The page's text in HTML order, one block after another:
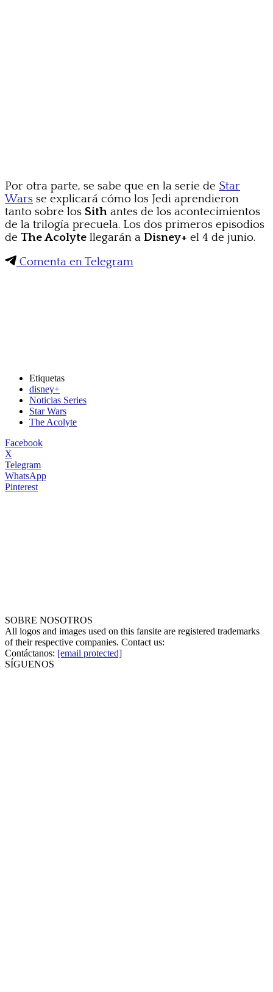
Por otra parte, se sabe que en la serie de Star
Wars se explicará cómo los Jedi aprendieron
tanto sobre los Sith antes de los acontecimientos
de la trilogía precuela. Los dos primeros episodios
de The Acolyte llegarán a Disney+ el 4 de junio.
Comenta en Telegram
Etiquetas
disney+
Noticias Series
Star Wars
The Acolyte
Facebook
X
Telegram
WhatsApp
Pinterest
SOBRE NOSOTROS
All logos and images used on this fansite are registered trademarks
of their respective companies. Contact us:
Contáctanos: [email protected]
SÍGUENOS